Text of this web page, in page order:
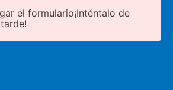
el formulario¡Inténtalo de